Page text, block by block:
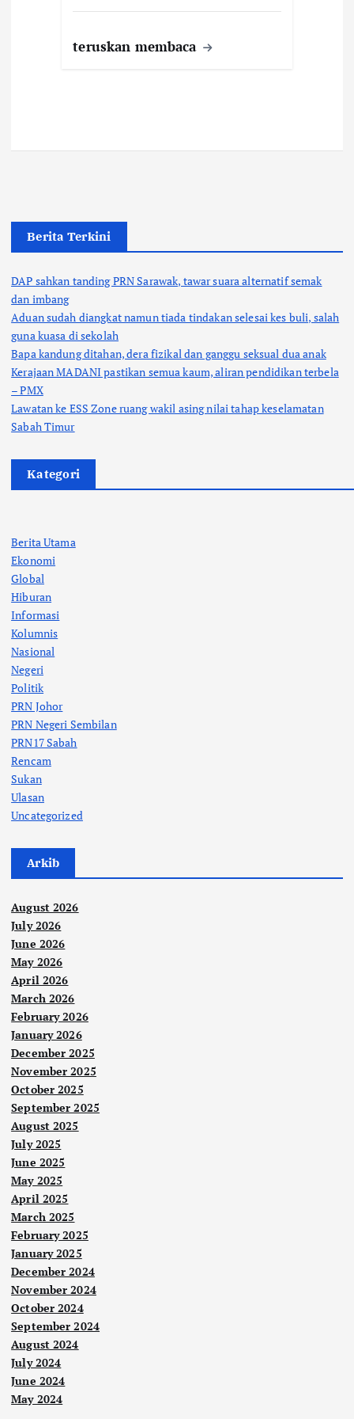
teruskan membaca
Berita Terkini
DAP sahkan tanding PRN Sarawak, tawar suara alternatif semak
dan imbang
Aduan sudah diangkat namun tiada tindakan selesai kes buli, salah
guna kuasa di sekolah
Bapa kandung ditahan, dera fizikal dan ganggu seksual dua anak
Kerajaan MADANI pastikan semua kaum, aliran pendidikan terbela
– PMX
Lawatan ke ESS Zone ruang wakil asing nilai tahap keselamatan
Sabah Timur
Kategori
Berita Utama
Ekonomi
Global
Hiburan
Informasi
Kolumnis
Nasional
Negeri
Politik
PRN Johor
PRN Negeri Sembilan
PRN17 Sabah
Rencam
Sukan
Ulasan
Uncategorized
Arkib
August 2026
July 2026
June 2026
May 2026
April 2026
March 2026
February 2026
January 2026
December 2025
November 2025
October 2025
September 2025
August 2025
July 2025
June 2025
May 2025
April 2025
March 2025
February 2025
January 2025
December 2024
November 2024
October 2024
September 2024
August 2024
July 2024
June 2024
May 2024
Berit
Utam
Ker
ajaa